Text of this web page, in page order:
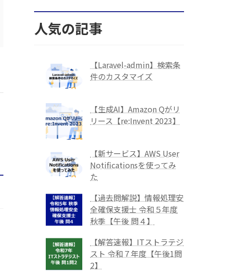
人気の記事
【Laravel-admin】検索条
件のカスタマイズ
【生成AI】Amazon Qがリ
リース【re:Invent 2023】
【新サービス】AWS User
Notificationsを使ってみ
た
【過去問解説】情報処理安
全確保支援士 令和５年度
秋季【午後 問４】
【解答速報】ITストラテジ
スト 令和７年度【午後1問
2】